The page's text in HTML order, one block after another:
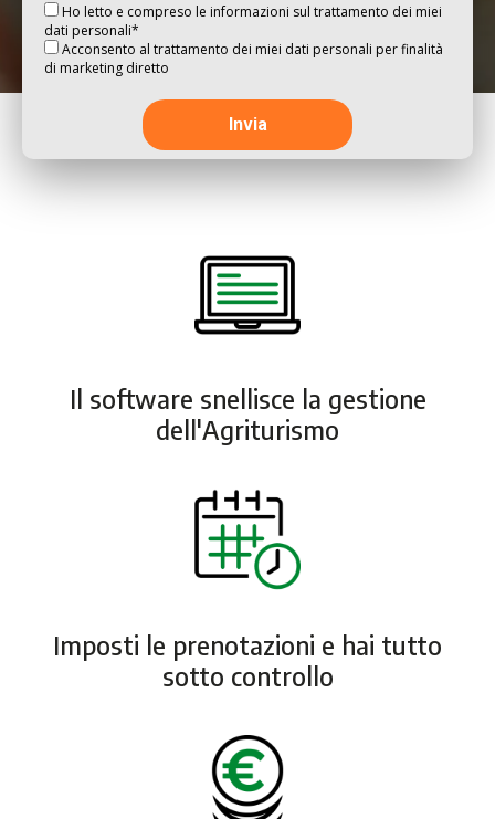
Ho letto e compreso le informazioni sul trattamento dei miei
dati personali*
Acconsento al trattamento dei miei dati personali per finalità
di marketing diretto
Il software snellisce la gestione
dell'Agriturismo
Imposti le prenotazioni e hai tutto
sotto controllo